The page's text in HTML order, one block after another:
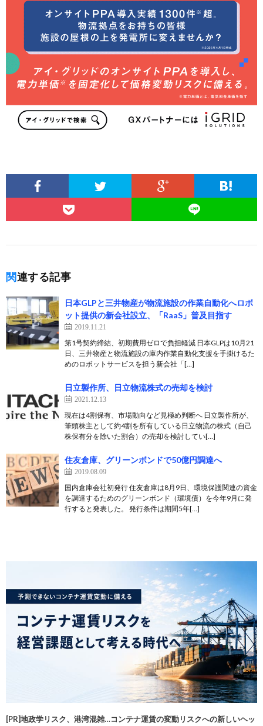
関連する記事
日本GLPと三井物産が物流施設の作業自動化へロボ
ット提供の新会社設立、「RaaS」普及目指す
2019.11.21
第1号契約締結、初期費用ゼロで負担軽減 日本GLPは10月21
日、三井物産と物流施設の庫内作業自動化支援を手掛けるた
めのロボットサービスを担う新会社「[…]
日立製作所、日立物流株式の売却を検討
2021.12.13
現在は4割保有、市場動向など見極め判断へ 日立製作所が、
筆頭株主として約4割を所有している日立物流の株式（自己
株保有分を除いた割合）の売却を検討してい[…]
住友倉庫、グリーンボンドで50億円調達へ
2019.08.09
国内倉庫会社初発行 住友倉庫は8月9日、環境保護関連の資金
を調達するためのグリーンボンド（環境債）を今年9月に発
行すると発表した。 発行条件は期間5年[…]
[PR]地政学リスク、港湾混雑…コンテナ運賃の変動リスクへの新しいヘッ